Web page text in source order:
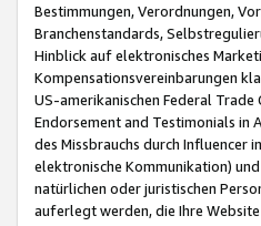
Bestimmungen, Verordnungen,
Branchenstandards,
Hinblick auf elektronisches
Kompensationsvereinbarungen
US-amerikanischen Federal
Endorsement and Testimonials in
des Missbrauchs durch
elektronische Kommunikation)
natürlichen oder juristischen
auferlegt werden, die Ihre